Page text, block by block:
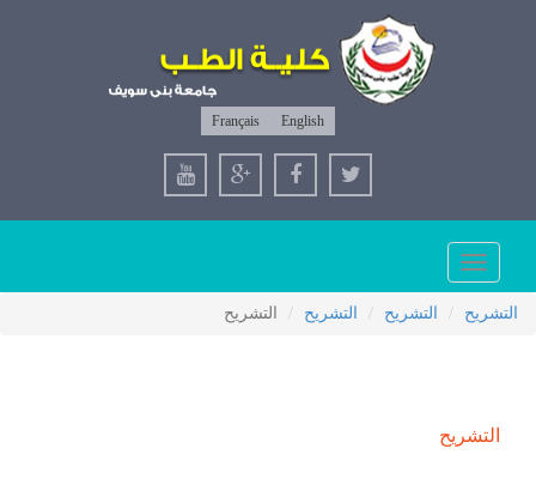
English
Français
Toggle
navigation
التشريح
التشريح التشريح التشريح
التشريح